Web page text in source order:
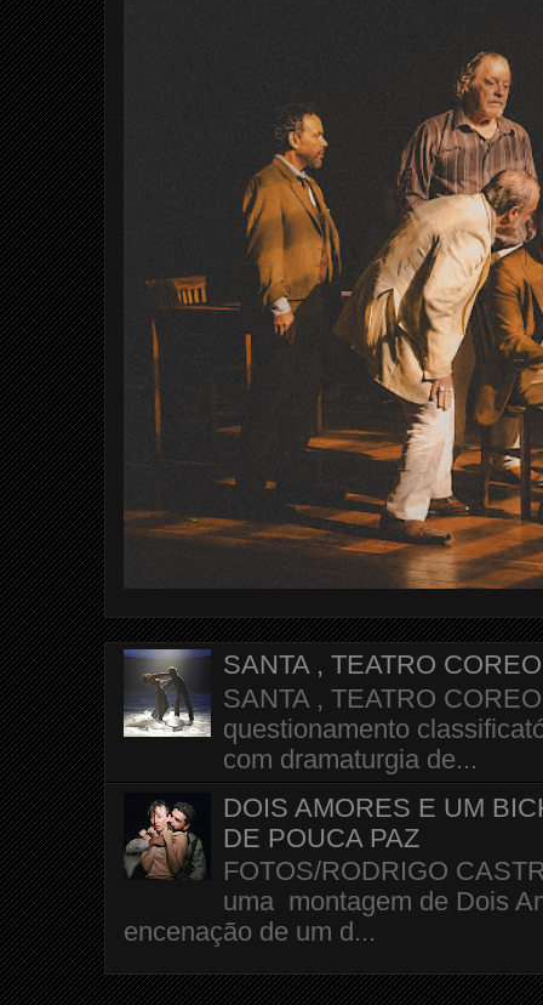
SANTA , TEATRO
SANTA , TEATRO
questionamento
com dramaturgia de...
DOIS AMORES E UM
DE POUCA PAZ
FOTOS/RODRIGO
uma montagem de Dois
encenação de um d...